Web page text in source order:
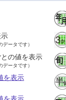
データです）
の値を表示
データです）
を表示